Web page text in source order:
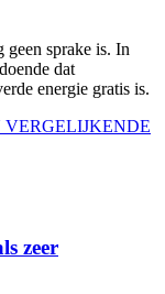
sprake is. In
dat
energie gratis is.
zeer